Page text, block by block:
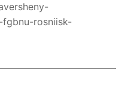
rosniisk-